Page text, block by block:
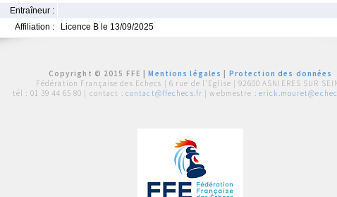
Entraîneur :
Affiliation :
Licence B le 13/09/2025
Copyright © 2015 FFE |Mentions légales
Protection des données
Fédération Française des Echecs | 6 rue de l'Eglise | 92600 ASNIERES SUR
tél : 01 39 44 65 80 | contact : contact@ffechecs.fr | webmestre :